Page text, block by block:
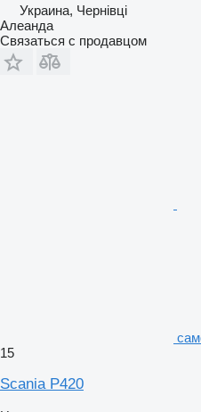
Украина, Чернівці
Алеанда
Связаться с продавцом
15
Scania P420